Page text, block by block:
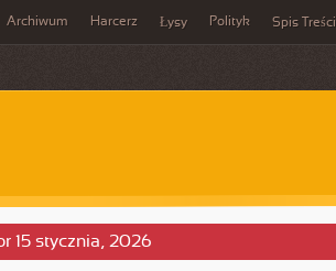
Archiwum Harcerz Łysy Polityk Spis Treści
15 stycznia, 2026